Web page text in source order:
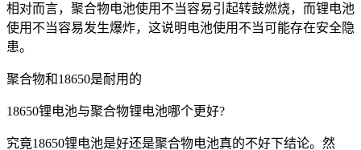
相对而言，聚合物电池使用不当容易引起转鼓燃烧，而锂电池
使用不当容易发生爆炸，这说明电池使用不当可能存在安全隐
患。
聚合物和18650是耐用的
18650锂电池与聚合物锂电池哪个更好?
究竟18650锂电池是好还是聚合物电池真的不好下结论。然